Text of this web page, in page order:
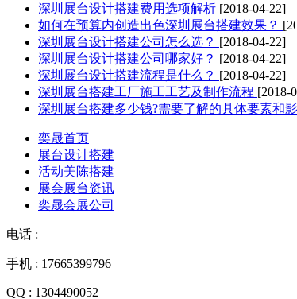
深圳展台设计搭建费用选项解析 [2018-04-22]
如何在预算内创造出色深圳展台搭建效果？
深圳展台设计搭建公司怎么选？ [2018-04-22]
深圳展台设计搭建公司哪家好？ [2018-04-22]
深圳展台设计搭建流程是什么？ [2018-04-22]
深圳展台搭建工厂施工工艺及制作流程 [2018-
深圳展台搭建多少钱?需要了解的具体要素和
奕晟首页
展台设计搭建
活动美陈搭建
展会展台资讯
奕晟会展公司
电话 :
手机 : 17665399796
QQ : 1304490052